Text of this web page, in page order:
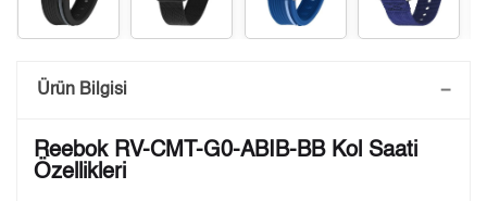
Saatini Kişiselleştir
arka kapağına gravür tekniği ile formda belirtmiş
olduğunuz şekilde işlenecektir.
Ürün Bilgisi
Reebok RV-CMT-G0-ABIB-BB Kol Saati
Özellikleri